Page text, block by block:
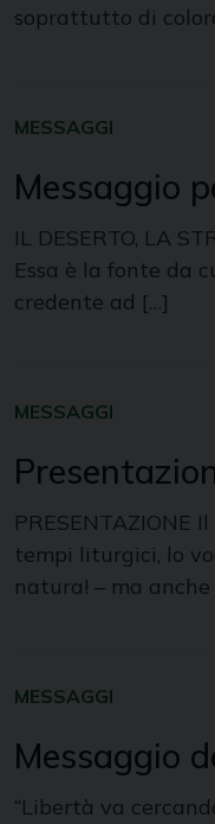
soprattutto di
MESSAGGI
Messaggio
IL DESERTO, LA
Essa è la fonte da
credente ad […]
MESSAGGI
PRESENTAZIONE
tempi liturgici, lo
natura! – ma anche
MESSAGGI
Messaggio
“Libertà va